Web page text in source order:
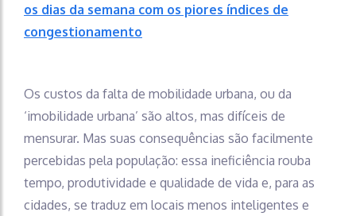
os dias da semana com os piores índices de
congestionamento
Os custos da falta de mobilidade urbana, ou da
‘imobilidade urbana’ são altos, mas difíceis de
mensurar. Mas suas consequências são facilmente
percebidas pela população: essa ineficiência rouba
tempo, produtividade e qualidade de vida e, para as
cidades, se traduz em locais menos inteligentes e